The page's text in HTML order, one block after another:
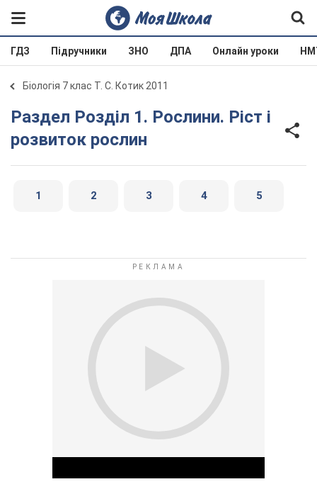
ГДЗ Підручники ЗНО ДПА Онлайн уроки
Біологія 7 клас Т. С. Котик 2011
Раздел Розділ 1. Рослини. Ріст і
розвиток рослин
1 2 3 4 5